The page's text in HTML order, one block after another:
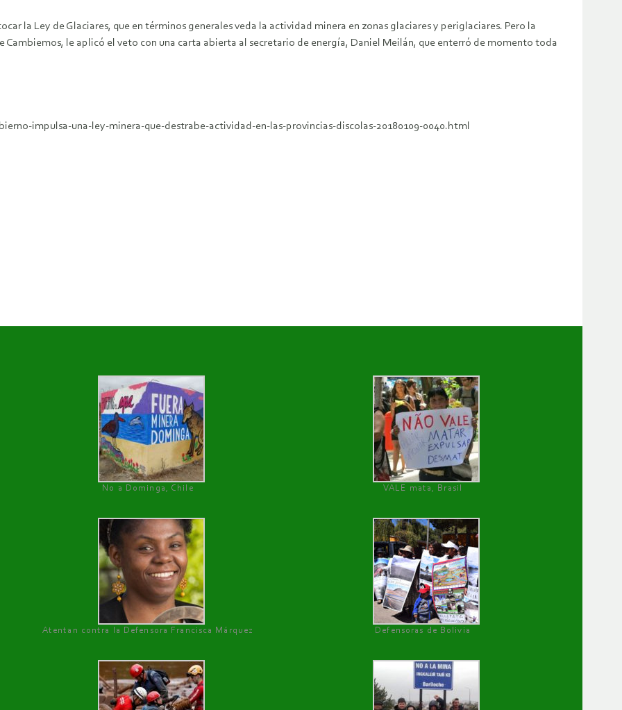
la Ley de Glaciares, que en términos generales veda la actividad minera en zonas glaciares y periglaciares. Pero la
Cambiemos, le aplicó el veto con una carta abierta al secretario de energía, Daniel Meilán, que enterró de momento toda
impulsa-una-ley-minera-que-destrabe-actividad-en-las-provincias-discolas-20180109-0040.html
No a Dominga, Chile
VALE mata, Brasil
Atentan contra la Defensora Francisca Márquez Defensoras de Bolivia